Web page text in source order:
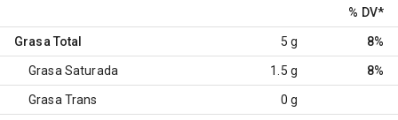
% DV*
Grasa Total 5 g 8%
Grasa Saturada 1.5 g 8%
Grasa Trans 0 g